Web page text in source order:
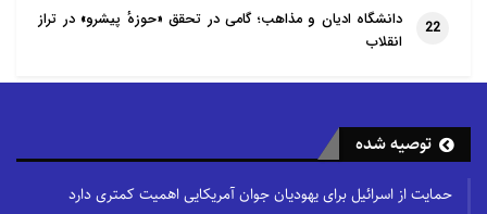
22
دانشگاه ادیان و مذاهب؛ گامی در تحقق «حوزهٔ پیشرو» در تراز
انقلاب
توصیه شده
حمایت از اسرائیل برای یهودیان جوان آمریکایی اهمیت کمتری دارد